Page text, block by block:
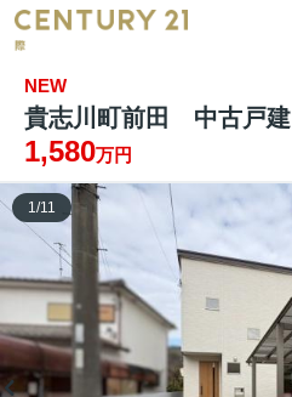
NEW
貴志川町前田 中古戸建
1,580万円
1/11